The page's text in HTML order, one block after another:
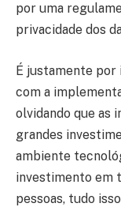
por uma
privacidade dos
É justamente por
com a
olvidando que as
grandes
ambiente
investimento em
pessoas, tudo